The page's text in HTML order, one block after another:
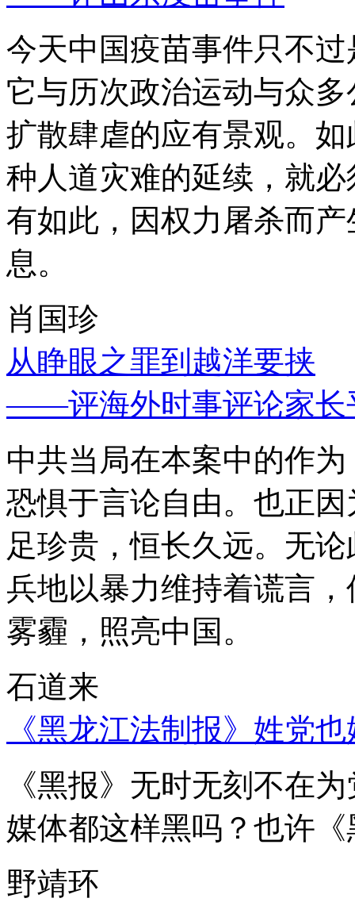
今天中国疫苗事件只不
它与历次政治运动与众
扩散肆虐的应有景观。
种人道灾难的延续，就
有如此，因权力屠杀而
息。
肖国珍
从睁眼之罪到越洋要挟
——评海外时事评论家长
中共当局在本案中的作
恐惧于言论自由。也正
足珍贵，恒长久远。无
兵地以暴力维持着谎言
雾霾，照亮中国。
石道来
《黑龙江法制报》姓党
《黑报》无时无刻不在
媒体都这样黑吗？也许
野靖环